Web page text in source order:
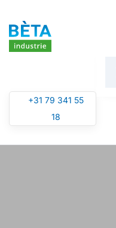
Overslaan en naar
+31 79 341 55
18